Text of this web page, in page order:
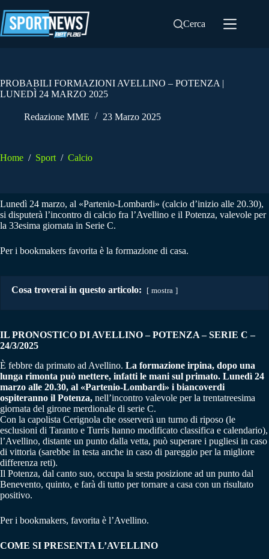
al
contenuto
Cerca
PROBABILI FORMAZIONI AVELLINO – POTENZA |
LUNEDÌ 24 MARZO 2025
Redazione MME 23 Marzo 2025
Home / Sport / Calcio
Lunedì 24 marzo, al «Partenio-Lombardi» (calcio d’inizio alle 20.30),
si disputerà l’incontro di calcio fra l’Avellino e il Potenza, valevole per
la 33esima giornata in Serie C.
Per i bookmakers favorita è la formazione di casa.
Cosa troverai in questo articolo: mostra
IL PRONOSTICO DI AVELLINO – POTENZA–SERIE C –
24/3/2025
È febbre da primato ad Avellino. La formazione irpina, dopo una
lunga rimonta può mettere, infatti le mani sul primato. Lunedì 24
marzo alle 20.30, al «Partenio-Lombardi» i biancoverdi
ospiteranno il Potenza, nell’incontro valevole per la trentatreesima
giornata del girone merdionale di serie C.
Con la capolista Cerignola che osserverà un turno di riposo (le
esclusioni di Taranto e Turris hanno modificato classifica e calendario),
l’Avellino, distante un punto dalla vetta, può superare i pugliesi in caso
di vittoria (sarebbe in testa anche in caso di pareggio per la migliore
differenza reti).
Il Potenza, dal canto suo, occupa la sesta posizione ad un punto dal
Benevento, quinto, e farà di tutto per tornare a casa con un risultato
positivo.
Per i bookmakers, favorita è l’Avellino.
COME SI PRESENTA L’AVELLINO